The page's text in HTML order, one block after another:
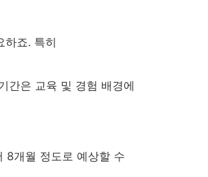
하죠. 특히
간은 교육 및 경험 배경에
8개월 정도로 예상할 수